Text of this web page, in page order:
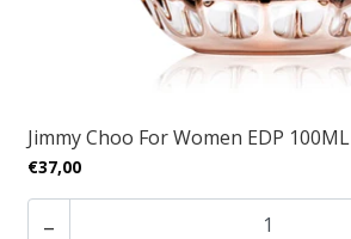
Jimmy Choo For Women EDP 100ML
€37,00
-